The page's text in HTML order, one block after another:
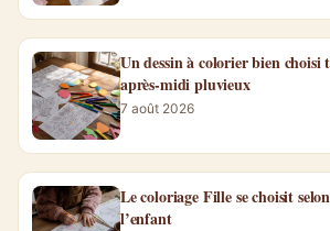
Un dessin à colorier bien choisi
après-midi pluvieux
7 août 2026
Le coloriage Fille se choisit
l’enfant